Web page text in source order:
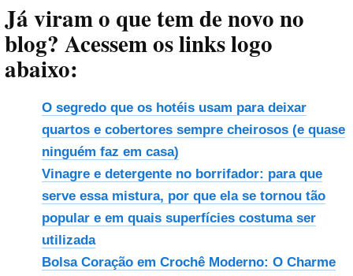
Já viram o que tem de novo no
blog? Acessem os links logo
abaixo:
O segredo que os hotéis usam para deixar
quartos e cobertores sempre cheirosos (e quase
ninguém faz em casa)
Vinagre e detergente no borrifador: para que
serve essa mistura, por que ela se tornou tão
popular e em quais superfícies costuma ser
utilizada
Bolsa Coração em Crochê Moderno: O Charme